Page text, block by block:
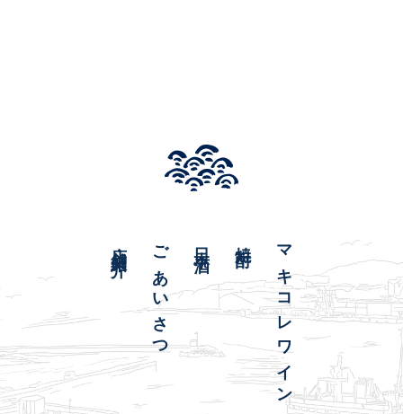
マキコレワイン
ごあいさつ
店舗紹介